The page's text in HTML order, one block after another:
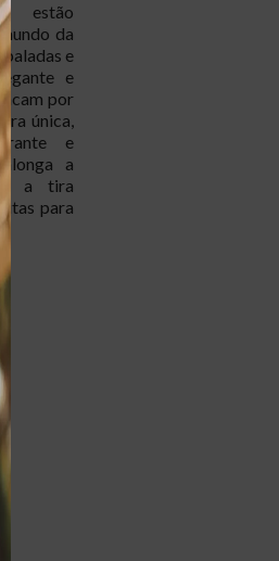
estão
da
e
e
por
única,
e
a
a tira
para
O
design
A
para
ela
e
Afinal, a
calçado